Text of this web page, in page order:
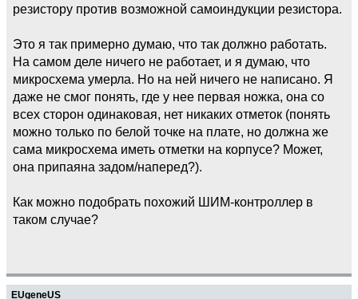
резистору против возможной самоиндукции резистора.
Это я так примерно думаю, что так должно работать.
На самом деле ничего не работает, и я думаю, что
микросхема умерла. Но на ней ничего не написано. Я
даже не смог понять, где у нее первая ножка, она со
всех сторон одинаковая, нет никаких отметок (понять
можно только по белой точке на плате, но должна же
сама микросхема иметь отметки на корпусе? Может,
она припаяна задом/наперед?).
Как можно подобрать похожий ШИМ-контроллер в
таком случае?
EUgeneUS